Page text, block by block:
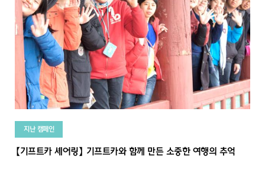
지난 캠페인
【기프트카 셰어링】 기프트카와 함께 만든 소중한 여행의 추억